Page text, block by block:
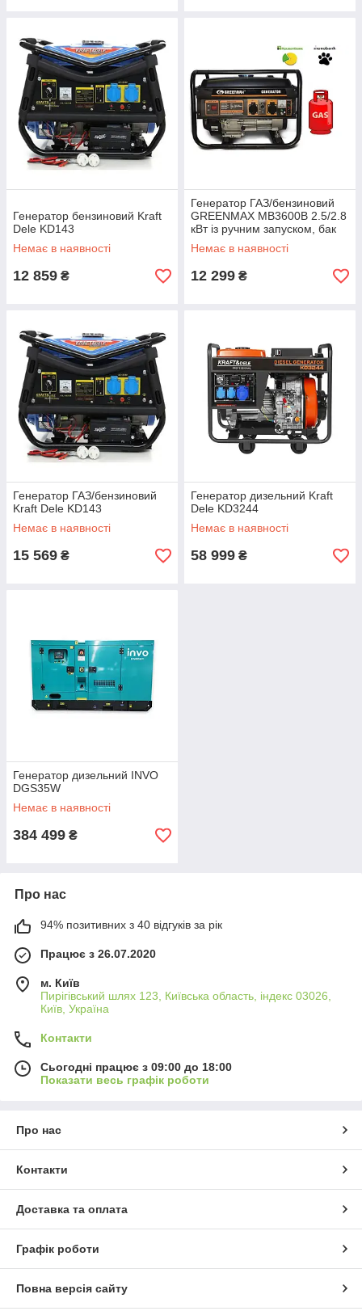
Генератор бензиновий Kraft
Dele KD143
Немає в наявності
12 859 ₴
Генератор ГАЗ/бензиновий
GREENMAX MB3600B 2.5/2.8
кВт із ручним запуском, бак
15 літрів
Немає в наявності
12 299 ₴
Генератор ГАЗ/бензиновий
Kraft Dele KD143
Немає в наявності
15 569 ₴
Генератор дизельний Kraft
Dele KD3244
Немає в наявності
58 999 ₴
Генератор дизельний INVO
DGS35W
Немає в наявності
384 499 ₴
Про нас
94% позитивних з 40 відгуків за рік
Працює з 26.07.2020
м. Київ
Пирігівський шлях 123, Київська область, індекс 03026,
Київ, Україна
Контакти
Сьогодні працює з 09:00 до 18:00
Показати весь графік роботи
Про нас
Контакти
Доставка та оплата
Графік роботи
Повна версія сайту